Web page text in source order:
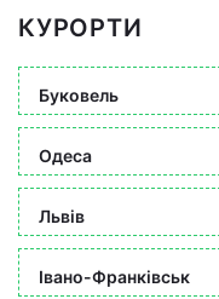
КУРОРТИ
Буковель
Одеса
Львів
Івано-Франківськ